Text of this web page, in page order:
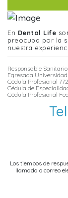
En Dental Life
preocupa por la
nuestra
Responsable
Egresada
Cédula Profesional
Cédula de
Cédula Profesional
Los tiempos de
llamada o correo